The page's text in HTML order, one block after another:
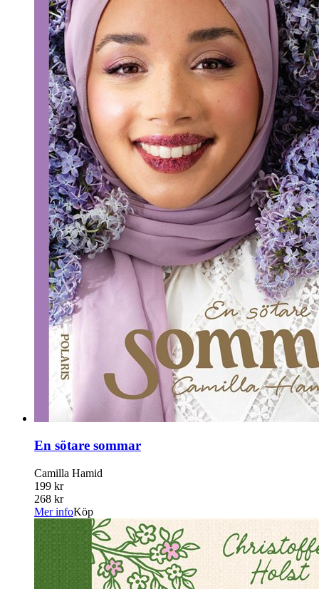
En sötare sommar
Camilla Hamid
199 kr
268 kr
Mer infoKöp